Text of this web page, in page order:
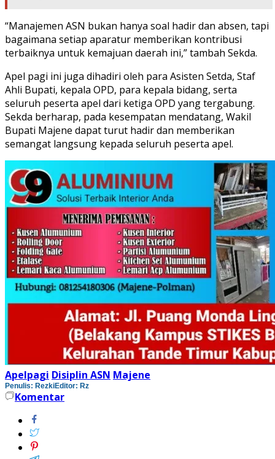
“Manajemen ASN bukan hanya soal hadir dan absen, tapi
bagaimana setiap aparatur memberikan kontribusi
terbaiknya untuk kemajuan daerah ini,” tambah Sekda.
Apel pagi ini juga dihadiri oleh para Asisten Setda, Staf
Ahli Bupati, kepala OPD, para kepala bidang, serta
seluruh peserta apel dari ketiga OPD yang tergabung.
Sekda berharap, pada kesempatan mendatang, Wakil
Bupati Majene dapat turut hadir dan memberikan
semangat langsung kepada seluruh peserta apel.
Apelpagi Disiplin ASN Majene
Penulis: RezkiEditor: Rz
Komentar